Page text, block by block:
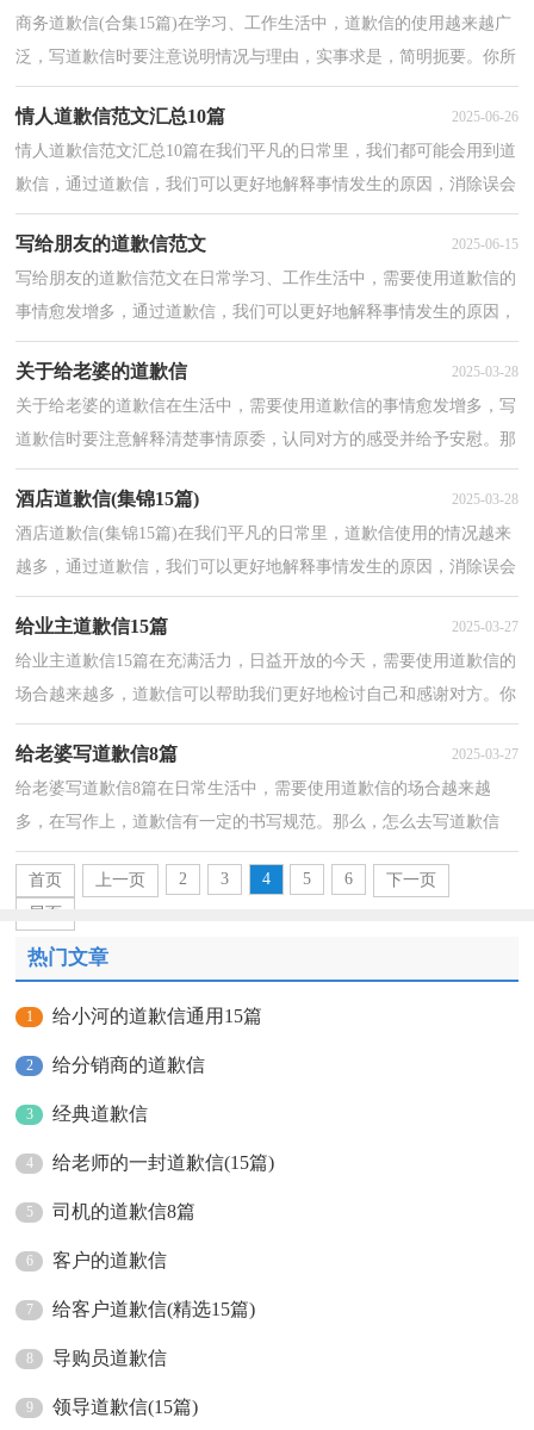
商务道歉信(合集15篇)在学习、工作生活中，道歉信的使用越来越广
泛，写道歉信时要注意说明情况与理由，实事求是，简明扼要。你所
见过的道歉信是什么样的呢？以下是小编收集整理的商务...
情人道歉信范文汇总10篇 2025-06-26
情人道歉信范文汇总10篇在我们平凡的日常里，我们都可能会用到道
歉信，通过道歉信，我们可以更好地解释事情发生的原因，消除误会
或矛盾。相信写道歉信是一个让许多人都头痛的问题，下...
写给朋友的道歉信范文 2025-06-15
写给朋友的道歉信范文在日常学习、工作生活中，需要使用道歉信的
事情愈发增多，通过道歉信，我们可以更好地解释事情发生的原因，
消除误会或矛盾。那么一般道歉信是怎么写的呢？下面是...
关于给老婆的道歉信 2025-03-28
关于给老婆的道歉信在生活中，需要使用道歉信的事情愈发增多，写
道歉信时要注意解释清楚事情原委，认同对方的感受并给予安慰。那
么你有了解过道歉信吗？下面是小编精心整理的关于给...
酒店道歉信(集锦15篇) 2025-03-28
酒店道歉信(集锦15篇)在我们平凡的日常里，道歉信使用的情况越来
越多，通过道歉信，我们可以更好地解释事情发生的原因，消除误会
或矛盾。那么你有了解过道歉信吗？以下是小编整理的酒...
给业主道歉信15篇 2025-03-27
给业主道歉信15篇在充满活力，日益开放的今天，需要使用道歉信的
场合越来越多，道歉信可以帮助我们更好地检讨自己和感谢对方。你
写道歉信时总是没有文字可写？以下是小编为大家收集...
给老婆写道歉信8篇 2025-03-27
给老婆写道歉信8篇在日常生活中，需要使用道歉信的场合越来越
多，在写作上，道歉信有一定的书写规范。那么，怎么去写道歉信
呢？下面是小编帮大家整理的给老婆写道歉信，欢迎大家分享。...
首页
上一页 2 3 4 5 6
下一页
尾页
热门文章
1 给小河的道歉信通用15篇
2 给分销商的道歉信
3 经典道歉信
4 给老师的一封道歉信(15篇)
5 司机的道歉信8篇
6 客户的道歉信
7 给客户道歉信(精选15篇)
8 导购员道歉信
9 领导道歉信(15篇)